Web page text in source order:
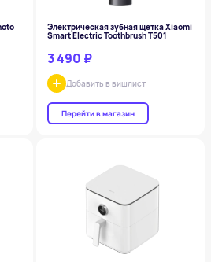
Электрическая зубная щетка Xiaomi
Smart Electric Toothbrush T501
3 490 ₽
Добавить в вишлист
Перейти в магазин